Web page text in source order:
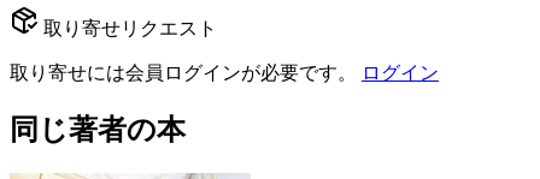
取り寄せリクエスト
取り寄せには会員ログインが必要です。 ログイン
同じ著者の本